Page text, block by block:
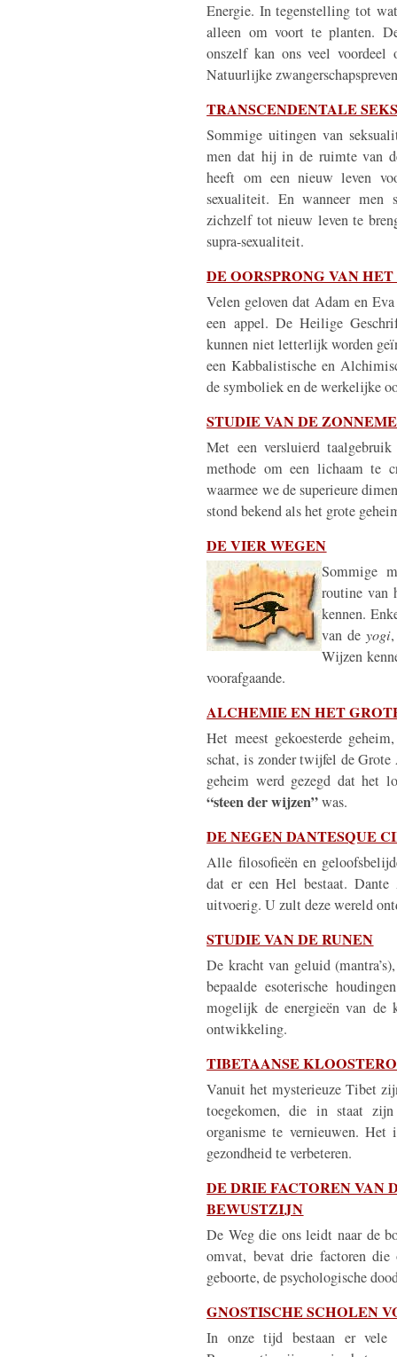
Energie. In tegenstelling tot
alleen om voort te planten.
onszelf kan ons veel voordeel
Natuurlijke
TRANSCENDENTALE
Sommige uitingen van
men dat hij in de ruimte van
heeft om een nieuw leven
sexualiteit. En wanneer men
zichzelf tot nieuw leven te
supra-sexualiteit.
DE OORSPRONG VAN
Velen geloven dat Adam en
een appel. De Heilige
kunnen niet letterlijk worden
een Kabbalistische en
de symboliek en de werkelijke
STUDIE VAN DE
Met een versluierd
methode om een lichaam te
waarmee we de superieure
stond bekend als het grote
DE VIER WEGEN
Sommige
routine van
kennen.
van de yogi
Wijzen
voorafgaande.
ALCHEMIE EN HET
Het meest gekoesterde
schat, is zonder twijfel de
geheim werd gezegd dat het
“steen der wijzen”was.
DE NEGEN DANTESQUE
Alle filosofieën en
dat er een Hel bestaat.
uitvoerig. U zult deze wereld
STUDIE VAN DE RUNEN
De kracht van geluid
bepaalde esoterische
mogelijk de energieën van de
ontwikkeling.
TIBETAANSE
Vanuit het mysterieuze Tibet
toegekomen, die in staat
organisme te vernieuwen.
gezondheid te verbeteren.
DE DRIE FACTOREN VAN
BEWUSTZIJN
De Weg die ons leidt naar de
omvat, bevat drie factoren die
geboorte, de psychologische
GNOSTISCHE SCHOLEN
In onze tijd bestaan er vele